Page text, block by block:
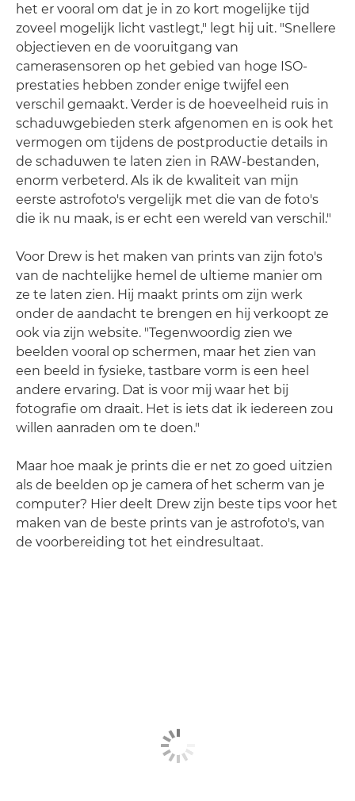
het er vooral om dat je in zo kort mogelijke tijd
zoveel mogelijk licht vastlegt," legt hij uit. "Snellere
objectieven en de vooruitgang van
camerasensoren op het gebied van hoge ISO-
prestaties hebben zonder enige twijfel een
verschil gemaakt. Verder is de hoeveelheid ruis in
schaduwgebieden sterk afgenomen en is ook het
vermogen om tijdens de postproductie details in
de schaduwen te laten zien in RAW-bestanden,
enorm verbeterd. Als ik de kwaliteit van mijn
eerste astrofoto's vergelijk met die van de foto's
die ik nu maak, is er echt een wereld van verschil."
Voor Drew is het maken van prints van zijn foto's
van de nachtelijke hemel de ultieme manier om
ze te laten zien. Hij maakt prints om zijn werk
onder de aandacht te brengen en hij verkoopt ze
ook via zijn website. "Tegenwoordig zien we
beelden vooral op schermen, maar het zien van
een beeld in fysieke, tastbare vorm is een heel
andere ervaring. Dat is voor mij waar het bij
fotografie om draait. Het is iets dat ik iedereen zou
willen aanraden om te doen."
Maar hoe maak je prints die er net zo goed uitzien
als de beelden op je camera of het scherm van je
computer? Hier deelt Drew zijn beste tips voor het
maken van de beste prints van je astrofoto's, van
de voorbereiding tot het eindresultaat.